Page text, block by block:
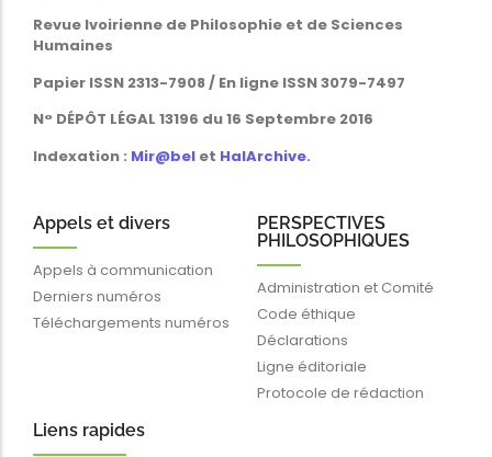
Revue Ivoirienne de Philosophie et de Sciences
Humaines
Papier ISSN 2313-7908 / En ligne ISSN 3079-7497
N° DÉPÔT LÉGAL 13196 du 16 Septembre 2016
Indexation : Mir@bel et HalArchive.
Appels et divers
Appels à communication
Derniers numéros
Téléchargements numéros
PERSPECTIVES
PHILOSOPHIQUES
Administration et Comité
Code éthique
Déclarations
Ligne éditoriale
Protocole de rédaction
Liens rapides